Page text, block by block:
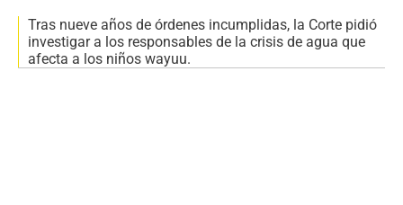
Tras nueve años de órdenes incumplidas, la Corte pidió
investigar a los responsables de la crisis de agua que
afecta a los niños wayuu.